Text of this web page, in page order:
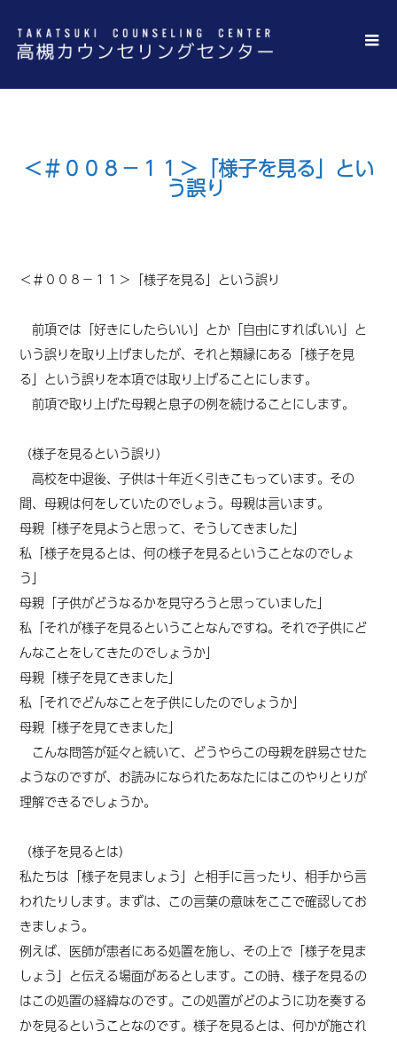
＜＃００８－１１＞「様子を見る」とい
う誤り
＜＃００８－１１ ＞「様子を見る」という誤り
前項では「好きにしたらいい」とか「自由にすればいい」と
いう誤りを取り上げましたが、それと類縁にある「様子を見
る」という誤りを本項では取り上げることにします。
前項で取り上げた母親と息子の例を続けることにします。
（様子を見るという誤り）
高校を中退後、子供は十年近く引きこもっています。その
間、母親は何をしていたのでしょう。母親は言います。
母親「様子を見ようと思って、そうしてきました」
私「様子を見るとは、何の様子を見るということなのでしょ
う」
母親「子供がどうなるかを見守ろうと思っていました」
私「それが様子を見るということなんですね。それで子供にど
んなことをしてきたのでしょうか」
母親「様子を見てきました」
私「それでどんなことを子供にしたのでしょうか」
母親「様子を見てきました」
こんな問答が延々と続いて、どうやらこの母親を辟易させた
ようなのですが、お読みになられたあなたにはこのやりとりが
理解できるでしょうか。
（様子を見るとは）
私たちは「様子を見ましょう」と相手に言ったり、相手から言
われたりします。まずは、この言葉の意味をここで確認してお
きましょう。
例えば、医師が患者にある処置を施し、その上で「様子を見ま
しょう」と伝える場面があるとします。この時、様子を見るの
はこの処置の経緯なのです。この処置がどのように功を奏する
かを見るということなのです。様子を見るとは、何かが施され